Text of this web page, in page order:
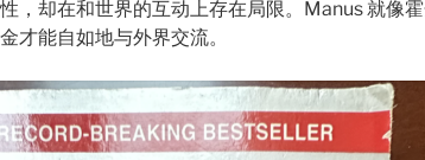
，却在和世界的互动上存在局限。Manus 就像
才能自如地与外界交流。